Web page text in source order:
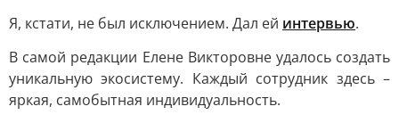
Я, кстати, не был исключением. Дал ей интервью.
В самой редакции Елене Викторовне удалось создать
уникальную экосистему. Каждый сотрудник здесь –
яркая, самобытная индивидуальность.